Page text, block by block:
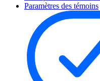
Paramètres des témoins